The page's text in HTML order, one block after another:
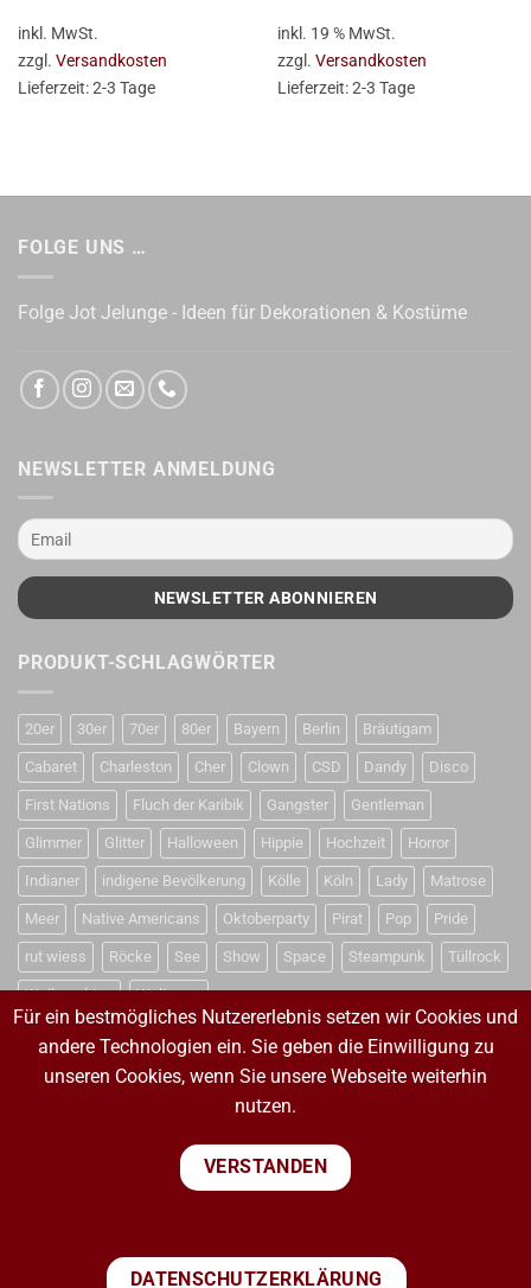
inkl. MwSt.
zzgl. Versandkosten
Lieferzeit:2-3 Tage
inkl. 19 % MwSt.
zzgl. Versandkosten
Lieferzeit:2-3 Tage
FOLGE UNS …
Folge Jot Jelunge - Ideen für Dekorationen & Kostüme
NEWSLETTER ANMELDUNG
PRODUKT-SCHLAGWÖRTER
20er 30er 70er 80er Bayern Berlin Bräutigam
Cabaret Charleston Cher Clown CSD Dandy Disco
First Nations Fluch der Karibik Gangster Gentleman
Glimmer Glitter Halloween Hippie Hochzeit Horror
Indianer indigene Bevölkerung Kölle Köln Lady Matrose
Meer Native Americans Oktoberparty Pirat Pop Pride
rut wiess Röcke See Show Space Steampunk Tüllrock
Weihnachten Weltraum
VERTRAG WIDERRUFEN
VERTRAG WIDERRUFEN
PayPal Visa MasterCard
Sepa
Für ein bestmögliches Nutzererlebnis setzen wir Cookies und
andere Technologien ein. Sie geben die Einwilligung zu
unseren Cookies, wenn Sie unsere Webseite weiterhin
nutzen.
VERSTANDEN
DATENSCHUTZERKLÄRUNG